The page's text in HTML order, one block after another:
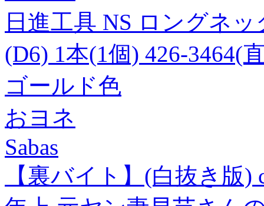
日進工具 NS ロングネ
(D6) 1本(1個) 426-3464(
ゴールド色
おヨネ
Sabas
【裏バイト】(白抜き版